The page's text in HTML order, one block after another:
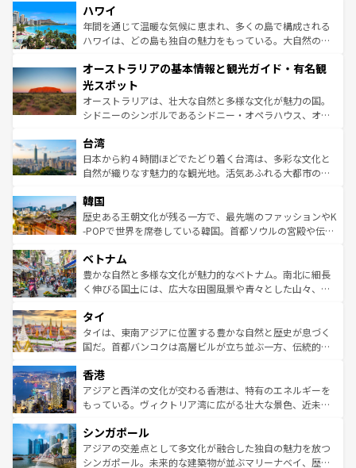
着のスイス情報は
のような巨大都市は、観光、ショッピング、エンターテイ
ンメントが詰まった刺激的なスポットだ。一方、アメリカ
西部には大自然が広がり、グランドキャニオンやイエロー
部のニューオーリンズでは、音楽と美食が融合した独特の
文化が魅力。旅行者はアメリカの各地域で異なる魅力を楽
しみながら、その多様性と豊かな歴史を感じることができ
るだろう。車でのロードトリップや列車の旅も、アメリカ
情報は
ハワイ
年間を通じて温暖な気候に恵まれ、多くの島で構成される
ハワイは、どの島も独自の魅力をもっている。大自然の神
ワイ島は見逃せない。また、定番の観光地といえばオアフ
島だが、静かな自然を求めるならマウイ島やカウアイ島が
おすすめ。エメラルドグリーンに輝く海をはじめ、豊かな
文化や歴史が息づいている。「アロハスピリット」と呼ば
人々、おいしいローカルフードやハワイアンミュージッ
ク、伝統的なフラダンスなど、すべてがハワイの魅力を彩
っている。訪れるたびに新しい発見と感動が待っているハ
はコンテンツ一覧
オーストラリアの基本情報と観光ガイド・有名観
光スポット
オーストラリアは、壮大な自然と多様な文化が魅力の国。
シドニーのシンボルであるシドニー・オペラハウス、オー
リアリーフや大陸中央部にそびえるウルル（エアーズロッ
ク）、タスマニアの美しい原生林やケアンズの熱帯雨林な
ど、見どころがたくさん。また、カフェやワイン、オージ
いる。アクティビティも充実しており、サーフィンやダイ
ビング、ハイキングなど、アウトドア好きにはたまらな
い。オーストラリアの多彩な魅力を存分に味わいつくそ
参照してほしい。
台湾
日本から約４時間ほどでたどり着く台湾は、多彩な文化と
自然が織りなす魅力的な観光地。活気あふれる大都市の台
ン）、静ひつな山岳地帯である台湾東部など、都市の喧騒
と山間の静けさが共存しており、訪れる人に新しい発見と
驚きをもたらしてくれる。また、奥深い台湾の食文化も魅
容にもいいと評判のスイーツなど、バラエティ豊かな料理
が味わえる。 なお、新着の台湾情報は コンテンツ一覧を参
照してほしい。
韓国
歴史ある王朝文化が残る一方で、最先端のファッションやK
-POPで世界を席巻している韓国。首都ソウルの宮殿や伝統
き、地方に足を延ばせば四季折々の自然美を楽しむことが
できる。そして、キムチや焼肉、絶品のストリートフード
まで、さまざまな韓国料理が待っている。夜には、韓国な
リティに包まれながら、韓国の多彩な魅力を心ゆくまで味
わってみてほしい。 なお、新着の韓国情報はコンテンツ一
覧を参照してほしい。
ベトナム
豊かな自然と多様な文化が魅力的なベトナム。南北に細長
く伸びる国土には、広大な田園風景や青々とした山々、世
急速な発展と共に伝統が息づく。ハノイの古い町並みやホ
ーチミン市のフランス統治時代の建物も、独特の雰囲気を
醸し出している。また、バラエティの豊かさとおいしさで
とつ。フォーやバインミー、ベトナムコーヒーなどは、ぜ
ひ現地で味わいたい。どの地域を訪れてもあたたかい人々
が旅行者を迎えてくれるので、きっと忘れられない旅にな
参照してほしい。
タイ
タイは、東南アジアに位置する豊かな自然と歴史が息づく
国だ。首都バンコクは高層ビルが立ち並ぶ一方、伝統的な
の活気が交差している。北部ではチェンマイなどの山岳地
帯で自然と触れ合い、南部ではプーケットやクラビの美し
いビーチでリゾート気分を楽しむことができる。タイ料理
激する。気候は一年中温暖で、どの季節にも異なる楽しみ
が待っている。親しみやすいタイの人々、仏教を中心とし
た文化、そして多様な観光資源が、訪れる旅人を魅了し続
香港
アジアと西洋の文化が交わる香港は、特有のエネルギーを
もっている。ヴィクトリア湾に広がる壮大な景色、近未来
み、どこを訪れても感動するはず。観光スポットが密集し
ており、効率よく見どころを回れるのも魅力。息をのむよ
うな絶景から文化的な体験まで、香港を存分に楽しみ尽く
シンガポール
アジアの交差点として多文化が融合した独自の魅力を放つ
シンガポール。未来的な建築物が並ぶマリーナベイ、歴史